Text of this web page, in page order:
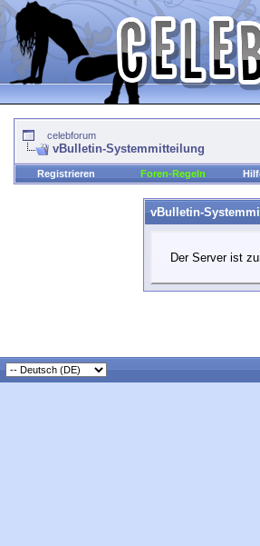
celebforum
vBulletin-Systemmitteilung
Registrieren Foren-Regeln
vBulletin-
Der Server ist